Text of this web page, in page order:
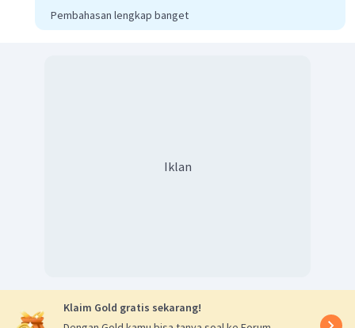
Pembahasan lengkap banget
Iklan
Klaim Gold gratis sekarang!